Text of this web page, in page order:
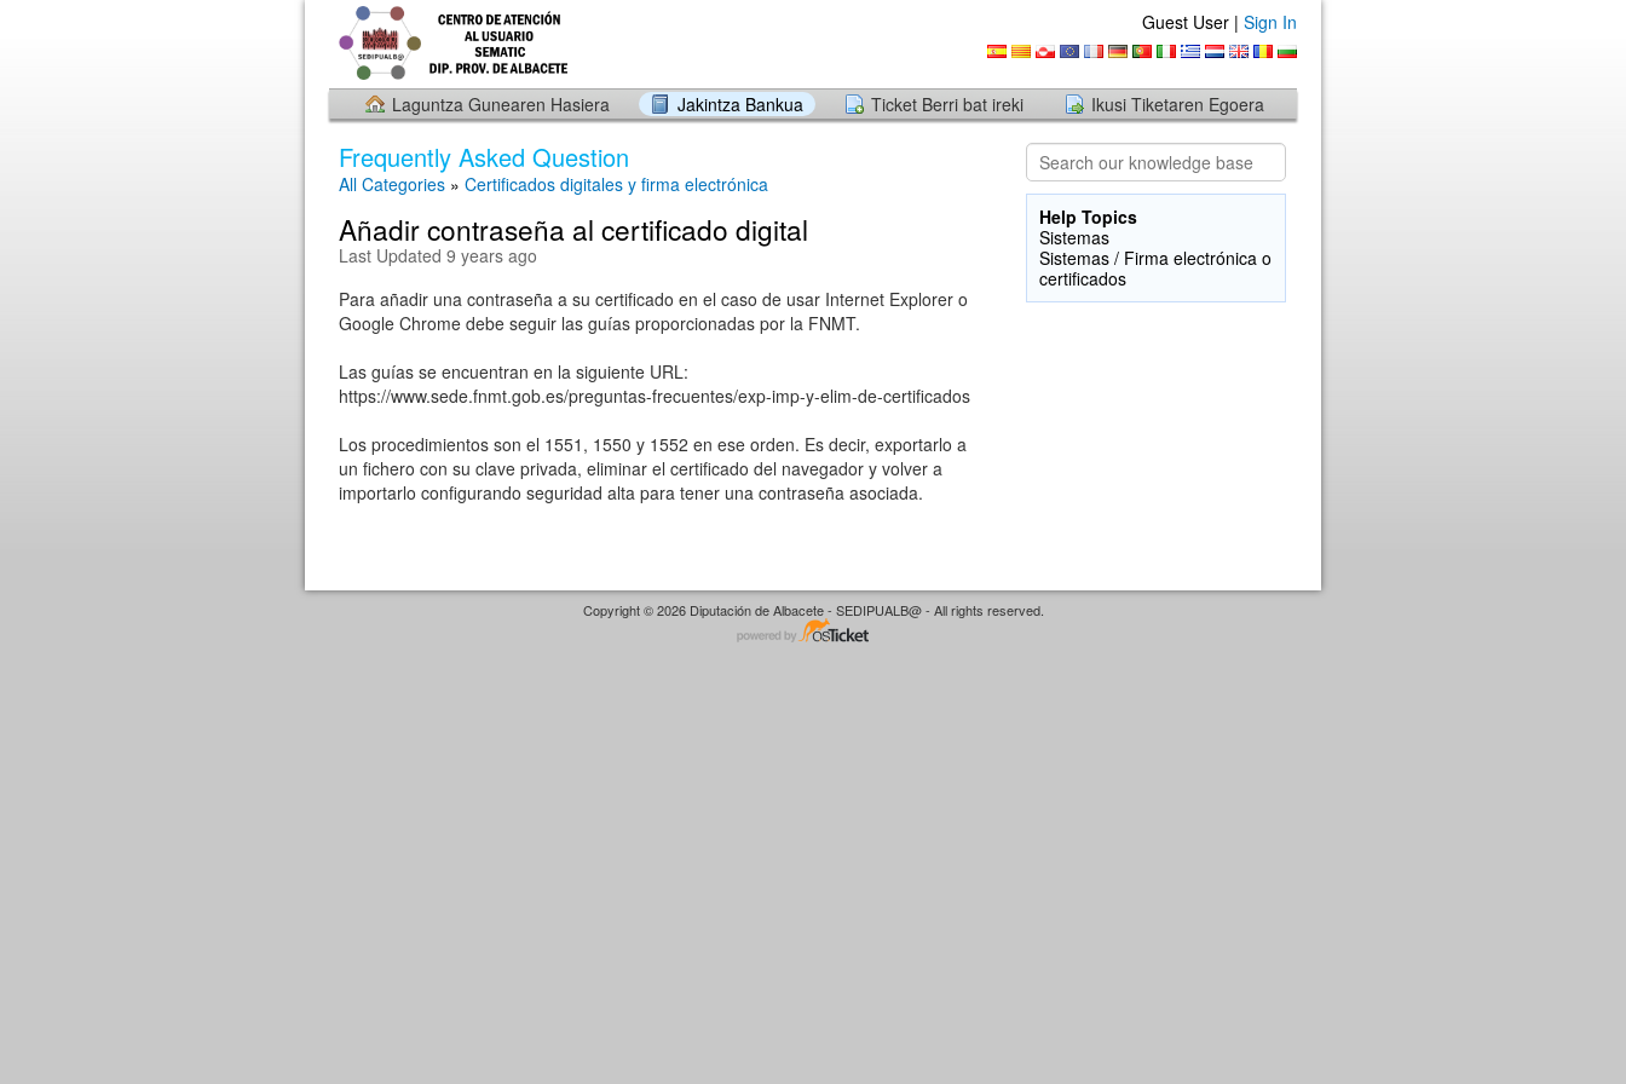
Guest User | Sign In
Laguntza Gunearen Hasiera Jakintza Bankua Ticket Berri bat ireki Ikusi Tiketaren Egoera
Frequently Asked Question
All Categories » Certificados digitales y firma electrónica
Añadir contraseña al certificado digital
Last Updated 9 years ago
Para añadir una contraseña a su certificado en el caso de usar Internet Explorer o
Google Chrome debe seguir las guías proporcionadas por la FNMT.
Las guías se encuentran en la siguiente URL:
https://www.sede.fnmt.gob.es/preguntas-frecuentes/exp-imp-y-elim-de-certificados
Los procedimientos son el 1551, 1550 y 1552 en ese orden. Es decir, exportarlo a
un fichero con su clave privada, eliminar el certificado del navegador y volver a
importarlo configurando seguridad alta para tener una contraseña asociada.
Help Topics
Sistemas
Sistemas / Firma electrónica o
certificados
Copyright © 2026 Diputación de Albacete - SEDIPUALB@ - All rights reserved.